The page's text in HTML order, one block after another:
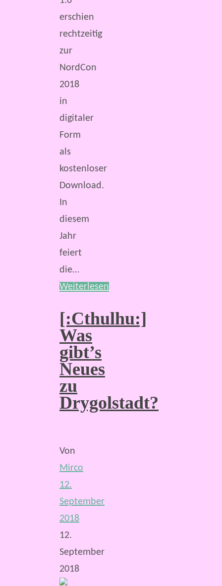
erschien
rechtzeitig
zur
NordCon
2018
in
digitaler
Form
als
kostenloser
Download.
In
diesem
Jahr
feiert
die…
Weiterlesen
[:Cthulhu:]
Was
gibt’s
Neues
zu
Drygolstadt?
Von
Mirco
12.
September
2018
12.
September
2018